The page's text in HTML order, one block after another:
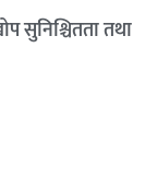
सुनिश्चितता तथा